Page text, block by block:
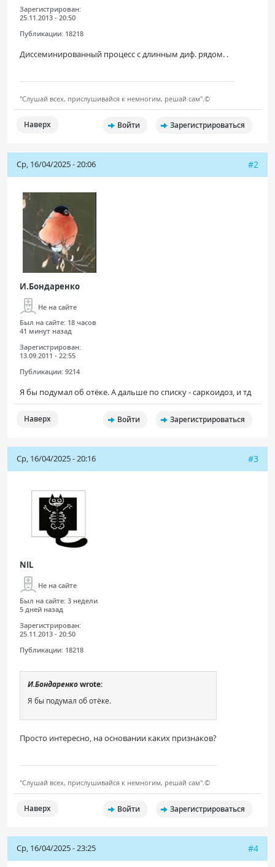
Зарегистрирован:
25.11.2013 - 20:50
Публикации: 18218
Диссеминированный процесс с длинным диф. рядом. .
"Слушай всех, прислушивайся к немногим, решай сам".©
Наверх Войти Зарегистрироваться
Ср, 16/04/2025 - 20:06 #2
И.Бондаренко
Не на сайте
Был на сайте: 18 часов
41 минут назад
Зарегистрирован:
13.09.2011 - 22:55
Публикации: 9214
Я бы подумал об отёке. А дальше по списку - саркоидоз, и тд
Наверх Войти Зарегистрироваться
Ср, 16/04/2025 - 20:16 #3
NIL
Не на сайте
Был на сайте: 3 недели
5 дней назад
Зарегистрирован:
25.11.2013 - 20:50
Публикации: 18218
И.Бондаренкоwrote:
Я бы подумал об отёке.
Просто интересно, на основании каких признаков?
"Слушай всех, прислушивайся к немногим, решай сам".©
Наверх Войти Зарегистрироваться
Ср, 16/04/2025 - 23:25 #4